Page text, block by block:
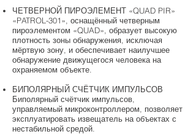
ЧЕТВЕРНОЙ ПИРОЭЛЕМЕНТ «QUAD PIR»
«PATROL-301», оснащённый четверным
пироэлементом «QUAD», образует высокую
плотность зоны обнаружения, исключая
мёртвую зону, и обеспечивает наилучшее
обнаружение движущегося человека на
охраняемом объекте.
БИПОЛЯРНЫЙ СЧЁТЧИК ИМПУЛЬСОВ
Биполярный счётчик импульсов,
управляемый микроконтроллером, позволяет
эксплуатировать извещатель на объектах с
нестабильной средой.